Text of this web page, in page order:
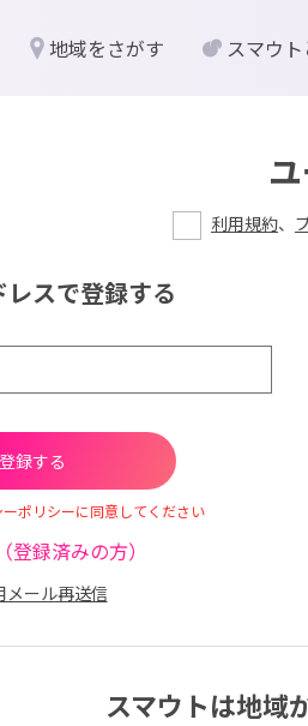
利用規約、
レスで登録する
ポリシーに同意してください
登録済みの方）
メール再送信
スマウトは地域
地域をさがす スマウ